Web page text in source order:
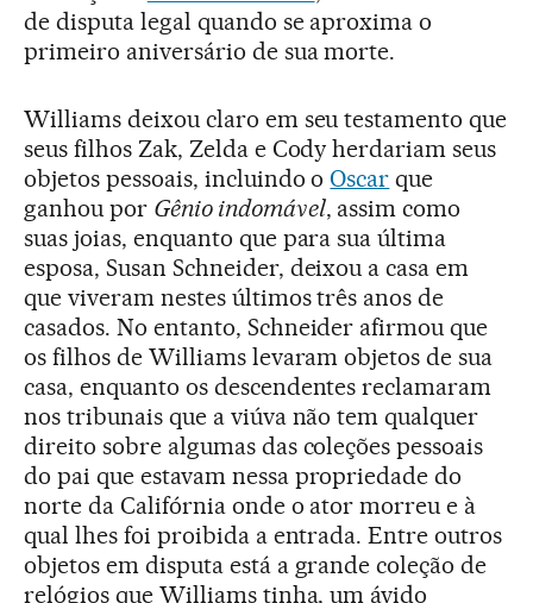
de disputa legal quando se aproxima o
primeiro aniversário de sua morte.
Williams deixou claro em seu testamento que
seus filhos Zak, Zelda e Cody herdariam seus
objetos pessoais, incluindo o Oscar que
ganhou por Gênio indomável, assim como
suas joias, enquanto que para sua última
esposa, Susan Schneider, deixou a casa em
que viveram nestes últimos três anos de
casados. No entanto, Schneider afirmou que
os filhos de Williams levaram objetos de sua
casa, enquanto os descendentes reclamaram
nos tribunais que a viúva não tem qualquer
direito sobre algumas das coleções pessoais
do pai que estavam nessa propriedade do
norte da Califórnia onde o ator morreu e à
qual lhes foi proibida a entrada. Entre outros
objetos em disputa está a grande coleção de
relógios que Williams tinha, um ávido